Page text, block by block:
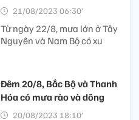
21/08/2023 06:30’
Từ ngày 22/8, mưa lớn ở Tây
Nguyên và Nam Bộ có xu
Đêm 20/8, Bắc Bộ và Thanh
Hóa có mưa rào và dông
20/08/2023 18:10’